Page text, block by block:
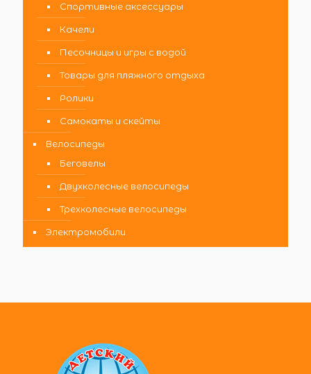
Спортивные аксессуары
Качели
Песочницы и игры с водой
Товары для пляжного отдыха
Ролики
Самокаты и скейты
Велосипеды
Беговелы
Двухколесные велосипеды
Трехколесные велосипеды
Электромобили